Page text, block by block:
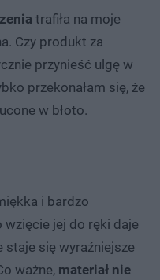
trafiła na moje
Czy produkt za
przynieść ulgę w
przekonałam się, że
w błoto.
i bardzo
jej do ręki daje
staje się wyraźniejsze
ważne, materiał nie